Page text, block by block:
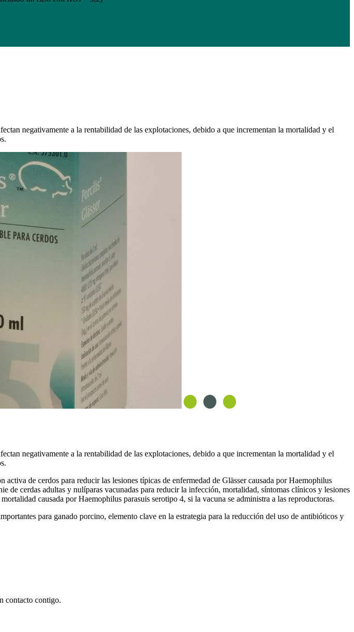
negativamente a la rentabilidad de las explotaciones, debido a que incrementan la mortalidad y el
negativamente a la rentabilidad de las explotaciones, debido a que incrementan la mortalidad y el
activa de cerdos para reducir las lesiones típicas de enfermedad de Glässer causada por Haemophilus
de cerdas adultas y nulíparas vacunadas para reducir la infección, mortalidad, síntomas clínicos y lesiones
causada por Haemophilus parasuis serotipo 4, si la vacuna se administra a las reproductoras.
para ganado porcino, elemento clave en la estrategia para la reducción del uso de antibióticos y
contacto contigo.